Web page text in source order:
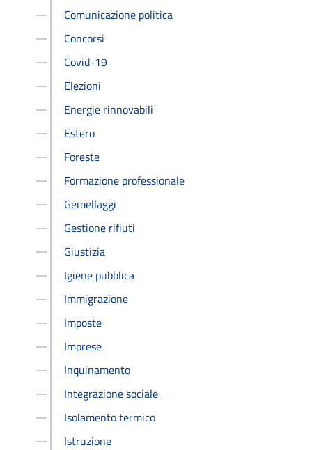
Comunicazione politica
Concorsi
Covid-19
Elezioni
Energie rinnovabili
Estero
Foreste
Formazione professionale
Gemellaggi
Gestione rifiuti
Giustizia
Igiene pubblica
Immigrazione
Imposte
Imprese
Inquinamento
Integrazione sociale
Isolamento termico
Istruzione